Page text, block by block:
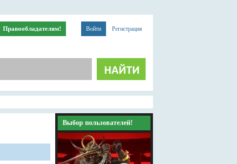
Войти Регистрация
Правообладателям!
Выбор пользователей!